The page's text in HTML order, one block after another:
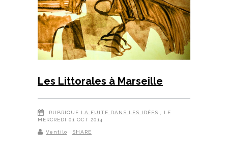
Les Littorales à Marseille
RUBRIQUE LA FUITE DANS LES IDÉES
, LE
MERCREDI 01 OCT 2014
Ventilo SHARE